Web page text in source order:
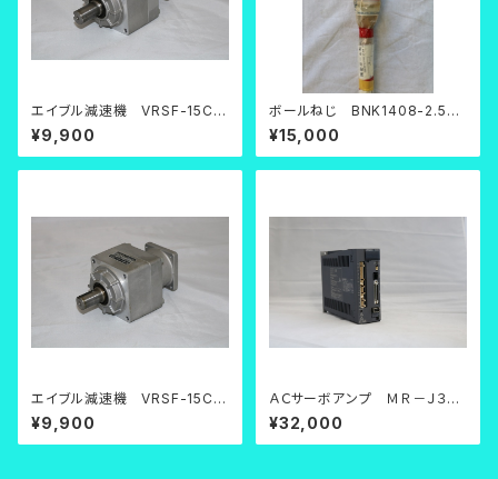
エイブル減速機 VRSF-15C-
400【中古品】
¥9,900
ボールねじ BNK1408-2.5RR
G0+591LC3
¥15,000
エイブル減速機 VRSF-15C-
400【中古品】
¥9,900
ＡＣサーボアンプ ＭＲ－Ｊ３－
７０Ａ【中古品】
¥32,000